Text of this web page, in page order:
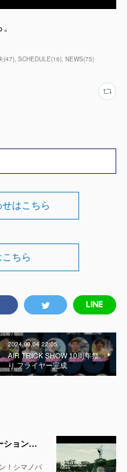
(47) SCHEDULE(16) NEWS(75)
はこちら
ちら
2024.09.04 22:05
AIR TRICK SHOW 10周年祭
り フライヤー完成
新作動画公開！和太鼓とコラボレーション！シマノバイカーズフェスティバル2025で空飛ぶチャリ【AIR TRICK SHOW】
！シマノバ